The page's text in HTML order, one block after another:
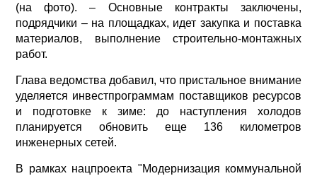
(на фото). – Основные контракты заключены,
подрядчики – на площадках, идет закупка и поставка
материалов, выполнение строительно-монтажных
работ.
Глава ведомства добавил, что пристальное внимание
уделяется инвестпрограммам поставщиков ресурсов
и подготовке к зиме: до наступления холодов
планируется обновить еще 136 километров
инженерных сетей.
В рамках нацпроекта "Модернизация коммунальной